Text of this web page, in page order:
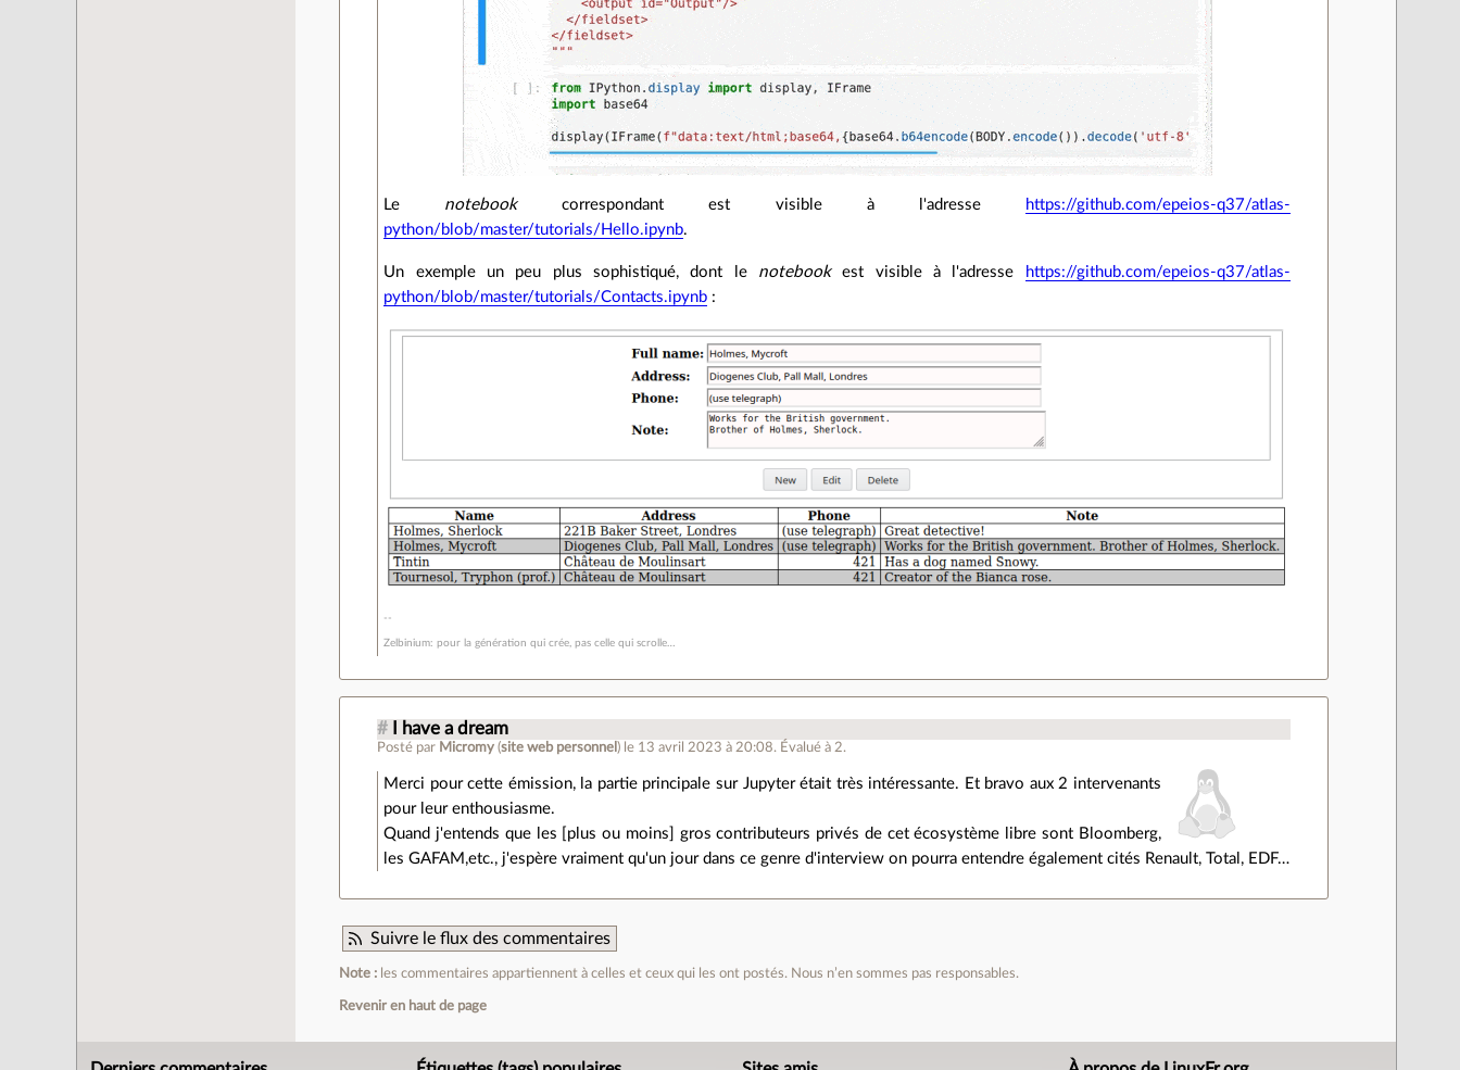
Le notebookcorrespondant est visible à l'adresse
https://github.com/epeios-q37/atlas-
python/blob/master/tutorials/Hello.ipynb.
Un exemple un peu plus sophistiqué, dont le notebookest visible à l'adresse
https://github.com/epeios-q37/atlas-
python/blob/master/tutorials/Contacts.ipynb :
Zelbinium: pour la génération qui crée, pas celle qui scrolle…
# I have a dream
Posté par Micromy (site web personnel ) le 13 avril 2023 à 20:08. Évalué à 2.
Merci pour cette émission, la partie principale sur Jupyter était très intéressante. Et bravo aux 2 intervenants
pour leur enthousiasme.
Quand j'entends que les [plus ou moins] gros contributeurs privés de cet écosystème libre sont Bloomberg,
les GAFAM,etc., j'espère vraiment qu'un jour dans ce genre d'interview on pourra entendre également cités Renault, Total, EDF…
Suivre le flux des commentaires
Note : les commentaires appartiennent à celles et ceux qui les ont postés. Nous n’en sommes pas responsables.
Revenir en haut de page